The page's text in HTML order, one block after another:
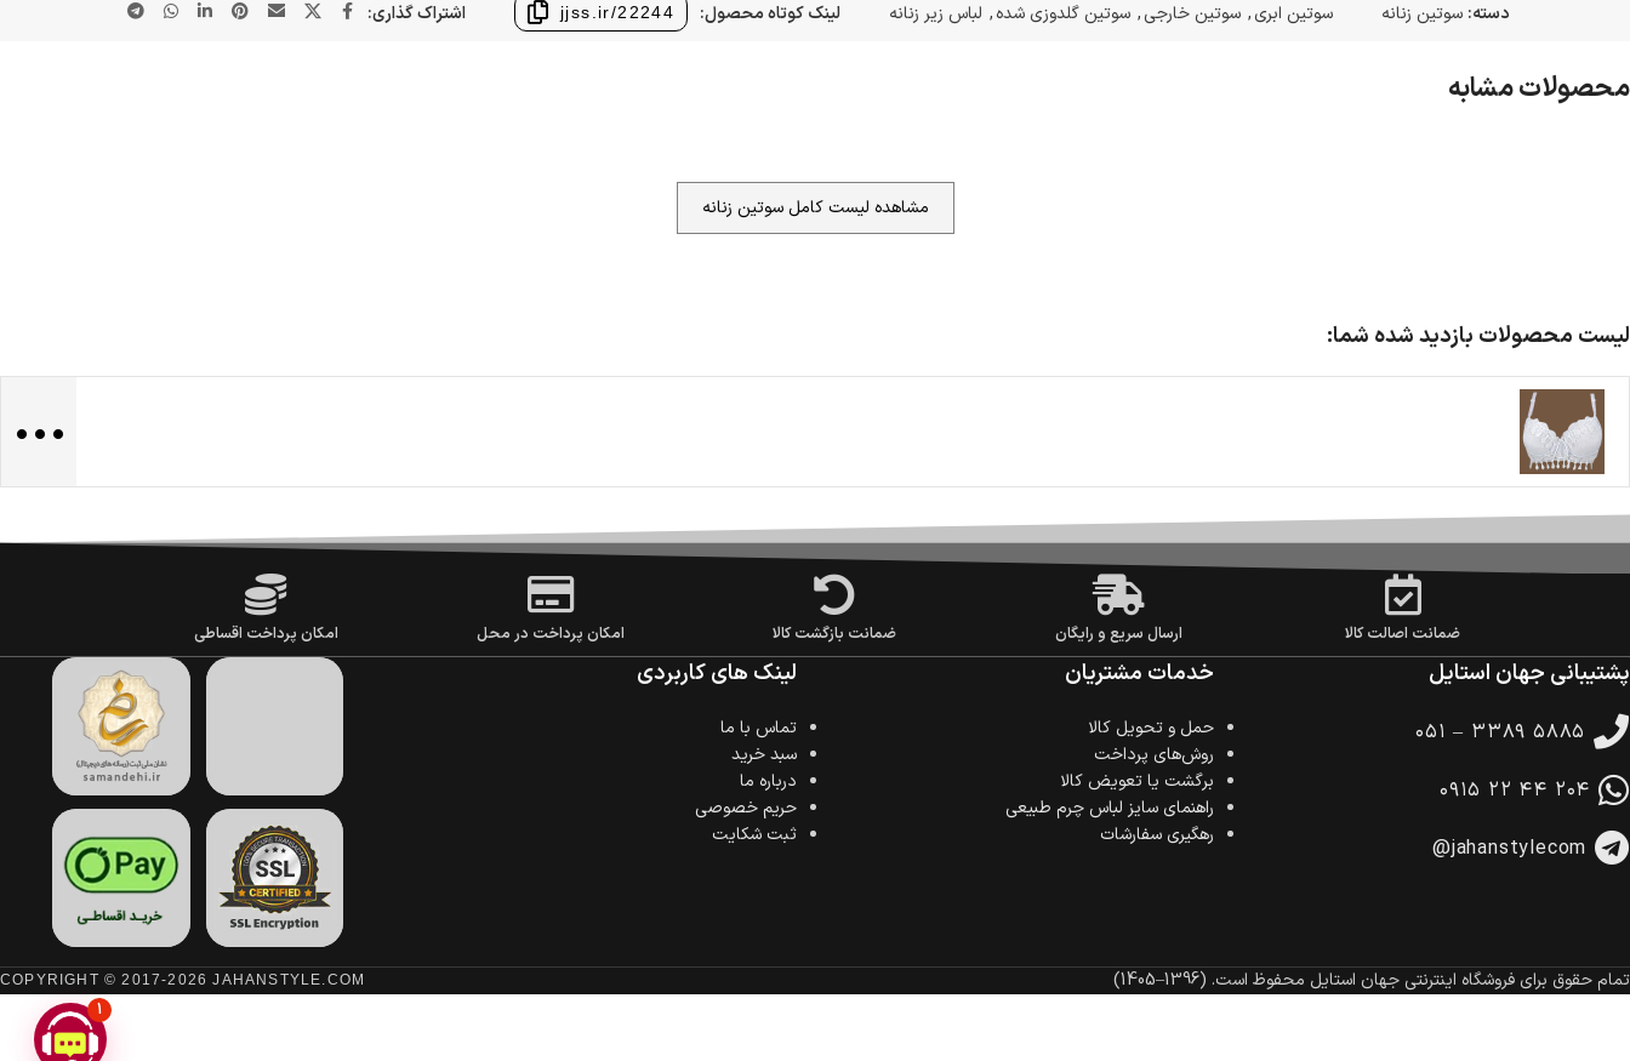
دسته: سوتین زنانه سوتین ابری, سوتین خارجی, سوتین گلدوزی شده, لباس زیر زنانه لینک کوتاه محصول: jjss.ir/22244 اشتراک گذاری:
محصولات مشابه
مشاهده لیست کامل سوتین زنانه
لیست محصولات بازدید شده شما:
...
ضمانت اصالت کالا ارسال سریع و رایگان ضمانت بازگشت کالا امکان پرداخت در محل امکان پرداخت اقساطی
پشتیبانی جهان استایل
۰۵۱ – ۳۳۸۹ ۵۸۸۵
۰۹۱۵ ۲۲ ۴۴ ۲۰۴
@jahanstylecom
خدمات مشتریان
حمل‌ و تحویل کالا
روش‌های پرداخت
برگشت یا تعویض کالا
راهنمای سایز لباس چرم طبیعی
رهگیری سفارشات
لینک های کاربردی
تماس با ما
سبد خرید
درباره ما
حریم خصوصی
ثبت شکایت
تمام حقوق برای فروشگاه اینترنتی جهان استایل محفوظ است. (1396–1405)
COPYRIGHT © 2017-2026 JAHANSTYLE.COM
1